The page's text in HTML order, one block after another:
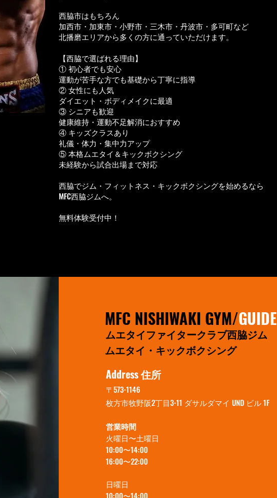
西脇市はもちろん
加西市・加東市・小野市・三木市・丹波市・多可町など
北播磨エリアから多くの方に通っていただけます。
【西脇で選ばれる理由】
① 初心者でも安心
運動が苦手な方でも基礎から丁寧に指導
② 女性にも人気
ダイエット・ボディメイクに最適
③ シニアも歓迎
健康維持・運動不足解消におすすめ
④ キッズクラスあり
礼儀・体力・集中力アップ
⑤ 本格ムエタイ＆キックボクシング
未経験から試合出場まで対応
西脇でジム・フィットネス・キックボクシングを始めるなら
MFC西脇ジムへ。
無料体験受付中！
MFC NISHIWAKI GYM/GUIDE
ムエタイファイタークラブ西脇ジム
ムエタイ・キックボクシング
Address 住所
〒573-1146
枚方市牧野阪2丁目3-11 ダサルダマイ UND ビル 1F
営業時間
火曜日〜土曜日
10:00〜14:00
16:00〜22:00
日曜日
10:00〜14:00